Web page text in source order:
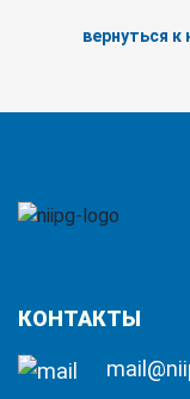
вернуться
КОНТАКТЫ